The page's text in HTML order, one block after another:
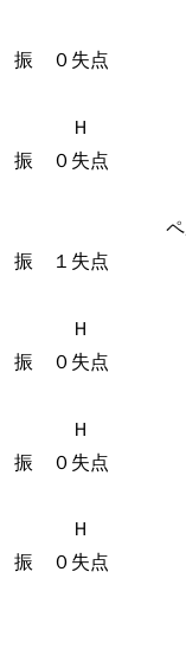
岩下 １
振 ０失点
Ｈ 西村
振 ０失点
ペルドモ
振 １失点
Ｈ 益田
振 ０失点
Ｈ 東妻
振 ０失点
Ｈ 坂本
振 ０失点
横山 １